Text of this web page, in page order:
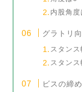
内股角
グラトリ
スタン
スタン
ビスの締